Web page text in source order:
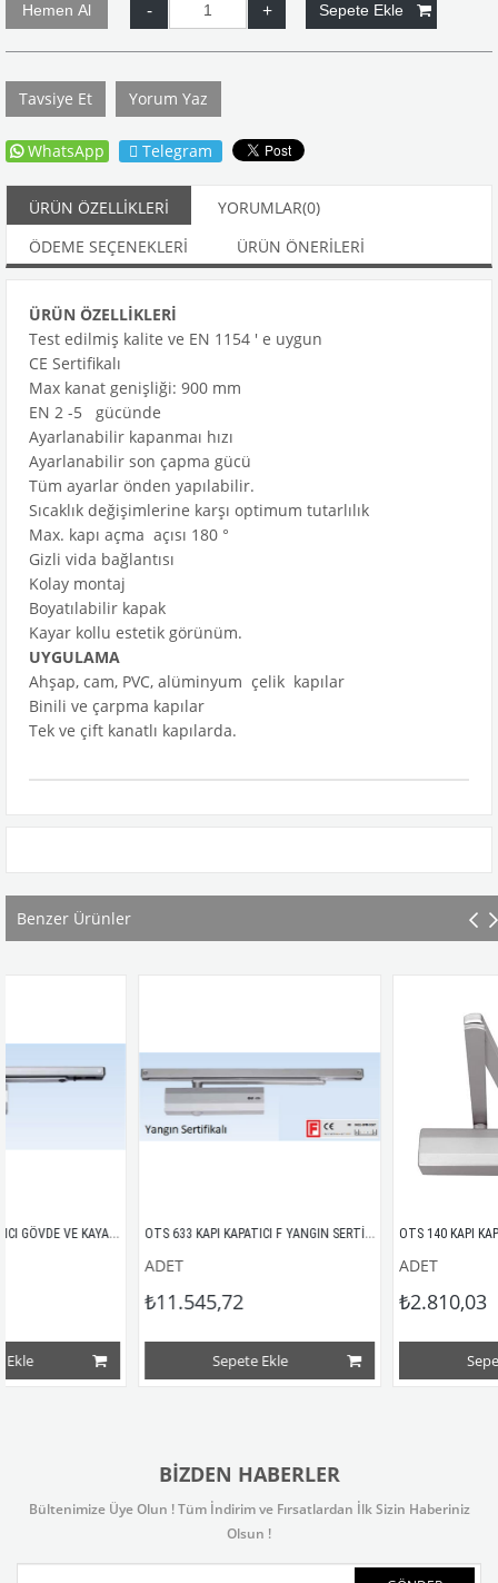
Tavsiye Et Yorum Yaz
WhatsApp Telegram
ÜRÜN ÖZELLIKLERI YORUMLAR(0)
ÖDEME SEÇENEKLERI
ÜRÜN ÖNERILERI
ÜRÜN ÖZELLİKLERİ
Test edilmiş kalite ve EN 1154 ' e uygun
CE Sertifikalı
Max kanat genişliği: 900 mm
EN 2 -5 gücünde
Ayarlanabilir kapanmaı hızı
Ayarlanabilir son çapma gücü
Tüm ayarlar önden yapılabilir.
Sıcaklık değişimlerine karşı optimum tutarlılık
Max. kapı açma açısı 180 °
Gizli vida bağlantısı
Kolay montaj
Boyatılabilir kapak
Kayar kollu estetik görünüm.
UYGULAMA
Ahşap, cam, PVC, alüminyum çelik kapılar
Binili ve çarpma kapılar
Tek ve çift kanatlı kapılarda.
Benzer Ürünler
OTS 210 KAPI KAPATICI GÖVDE VE KAYAR KOL TAKIMI OTS 633 KAPI KAPATICI F YANGIN SERTİFİKALI
₺11.545,72
Sepete Ekle
OTS 140 KAPI KAPATICI
₺2.810,03
Sepete
BIZDEN HABERLER
Bültenimize Üye Olun ! Tüm İndirim ve Fırsatlardan İlk Sizin Haberiniz
Olsun !